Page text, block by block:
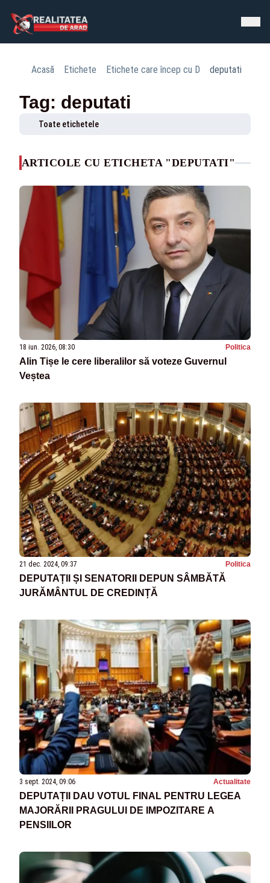
Acasă Etichete Etichete care încep cu D deputati
Tag: deputati
Toate etichetele
ARTICOLE CU ETICHETA "DEPUTATI"
18 iun. 2026, 08:30 Politica
Alin Tișe le cere liberalilor să voteze Guvernul
Veștea
21 dec. 2024, 09:37 Politica
DEPUTAȚII ȘI SENATORII DEPUN SÂMBĂTĂ
JURĂMÂNTUL DE CREDINȚĂ
3 sept. 2024, 09:06 Actualitate
DEPUTAȚII DAU VOTUL FINAL PENTRU LEGEA
MAJORĂRII PRAGULUI DE IMPOZITARE A
PENSIILOR